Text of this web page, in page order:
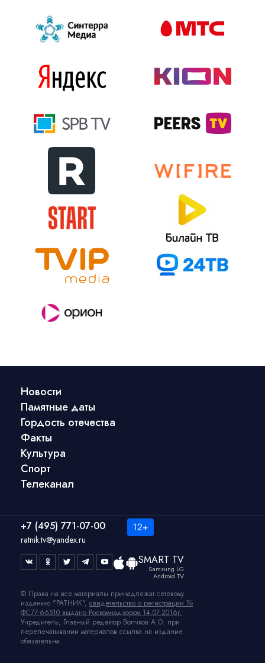
Новости
Памятные даты
Гордость отечества
Факты
Культура
Спорт
Телеканал
+7 (495) 771-07-00
ratnik.tv@yandex.ru
SMART TV
Samsung LG
Android TV
© Права на все материалы принадлежат сетевому
изданию "РАТНИК", свидетельство о регистрации №
ФС77-66510 выдано Роскомнадзором 14.07.2016г.
Учредитель, Главный редактор Волчков А.О. при
перепечатывании материалов ссылка на издание
обязательна.